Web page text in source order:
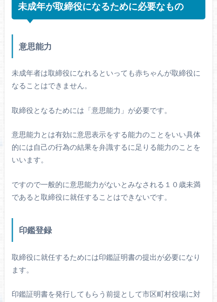
未成年が取締役になるために必要なもの
意思能力
未成年者は取締役になれるといっても赤ちゃんが取締役に
なることはできません。
取締役となるためには「意思能力」が必要です。
意思能力とは有効に意思表示をする能力のことをいい具体
的には自己の行為の結果を弁識するに足りる能力のことを
いいます。
ですので一般的に意思能力がないとみなされる１０歳未満
であると取締役に就任することはできないです。
印鑑登録
取締役に就任するためには印鑑証明書の提出が必要になり
ます。
印鑑証明書を発行してもらう前提として市区町村役場に対